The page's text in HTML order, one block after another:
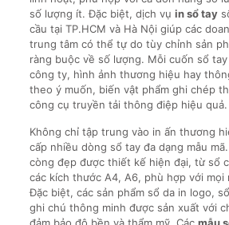
số lượng ít. Đặc biệt, dịch vụ in sổ tay
cầu tại TP.HCM và Hà Nội giúp các
trung tâm có thể tự do tùy chỉnh sản
ràng buộc về số lượng. Mỗi cuốn sổ
công ty, hình ảnh thương hiệu hay
theo ý muốn, biến vật phẩm ghi chép
công cụ truyền tải thông điệp hiệu quả.
Không chỉ tập trung vào in ấn thương
cấp nhiều dòng sổ tay đa dạng mẫu
còng đẹp được thiết kế hiện đại, từ sổ
các kích thước A4, A6, phù hợp với mọi
Đặc biệt, các sản phẩm sổ da in logo,
ghi chú thông minh được sản xuất với